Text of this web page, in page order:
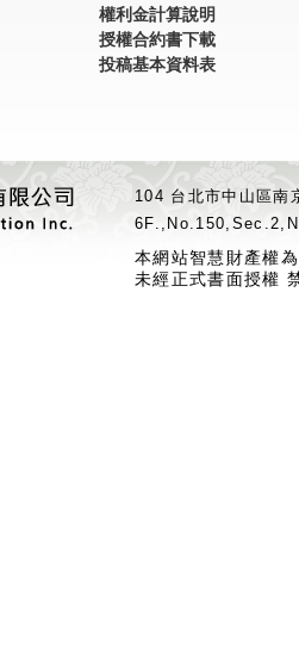
權利金計算說明
授權合約書下載
投稿基本資料表
104 台北市中山區
本網站智慧財產權
未經正式書面授權